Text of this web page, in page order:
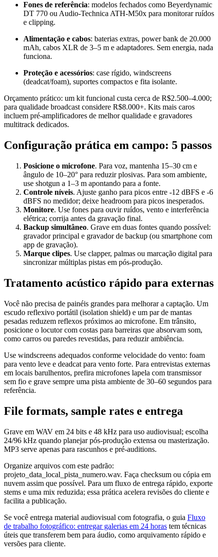
Fones de referência: modelos fechados como Beyerdynamic
DT 770 ou Audio‑Technica ATH‑M50x para monitorar ruídos
e clipping.
Alimentação e cabos: baterias extras, power bank de 20.000
mAh, cabos XLR de 3–5 m e adaptadores. Sem energia, nada
funciona.
Proteção e acessórios: case rígido, windscreens
(deadcat/foam), suportes compactos e fita isolante.
Orçamento prático: um kit funcional custa cerca de R$2.500–4.000;
para qualidade broadcast considere R$8.000+. Kits mais caros
incluem pré‑amplificadores de melhor qualidade e gravadores
multitrack dedicados.
Configuração prática em campo: 5 passos
Posicione o microfone. Para voz, mantenha 15–30 cm e
ângulo de 10–20° para reduzir plosivas. Para som ambiente,
use shotgun a 1–3 m apontando para a fonte.
Controle níveis. Ajuste ganho para picos entre -12 dBFS e -6
dBFS no medidor; deixe headroom para picos inesperados.
Monitore. Use fones para ouvir ruídos, vento e interferência
elétrica; corrija antes da gravação final.
Backup simultâneo. Grave em duas fontes quando possível:
gravador principal e gravador de backup (ou smartphone com
app de gravação).
Marque clipes. Use clapper, palmas ou marcação digital para
sincronizar múltiplas pistas em pós‑produção.
Tratamento acústico rápido para externas
Você não precisa de painéis grandes para melhorar a captação. Um
escudo reflexivo portátil (isolation shield) e um par de mantas
pesadas reduzem reflexos próximos ao microfone. Em trânsito,
posicione o locutor com costas para barreiras que absorvam som,
como carros ou paredes revestidas, para reduzir ambiência.
Use windscreens adequados conforme velocidade do vento: foam
para vento leve e deadcat para vento forte. Para entrevistas externas
em locais barulhentos, prefira microfones lapela com transmissor
sem fio e grave sempre uma pista ambiente de 30–60 segundos para
referência.
File formats, sample rates e entrega
Grave em WAV em 24 bits e 48 kHz para uso audiovisual; escolha
24/96 kHz quando planejar pós‑produção extensa ou masterização.
MP3 serve apenas para rascunhos e pré‑auditions.
Organize arquivos com este padrão:
projeto_data_local_pista_numero.wav. Faça checksum ou cópia em
nuvem assim que possível. Para um fluxo de entrega rápido, exporte
stems e uma mix reduzida; essa prática acelera revisões do cliente e
facilita a publicação.
Se você entrega material audiovisual com fotografia, o guia Fluxo
de trabalho fotográfico: entregar galerias em 24 horas tem técnicas
úteis que transferem bem para áudio, como arquivamento rápido e
versões para cliente.